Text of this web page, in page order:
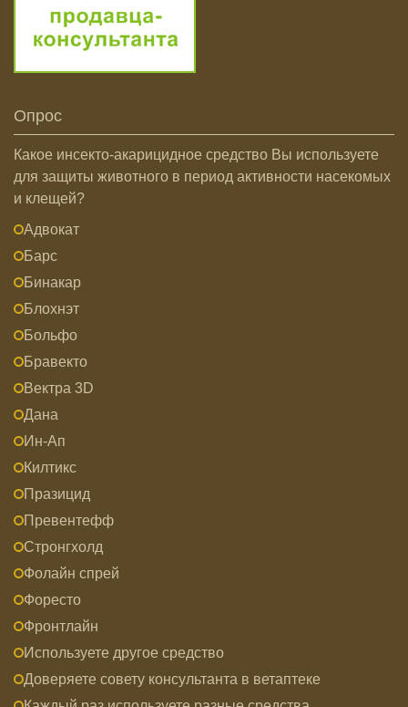
Опрос
Какое инсекто-акарицидное средство Вы используете
для защиты животного в период активности насекомых
и клещей?
Адвокат
Барс
Бинакар
Блохнэт
Больфо
Бравекто
Вектра 3D
Дана
Ин-Ап
Килтикс
Празицид
Превентефф
Стронгхолд
Фолайн спрей
Форесто
Фронтлайн
Используете другое средство
Доверяете совету консультанта в ветаптеке